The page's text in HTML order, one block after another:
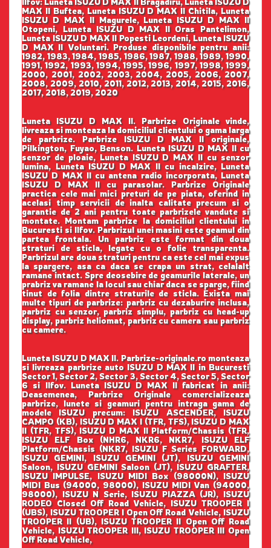
Ilfov: Luneta ISUZU D MAX II Bragadiru, Luneta ISUZU D
MAX II Buftea, Luneta ISUZU D MAX II Chitila, Luneta
ISUZU D MAX II Magurele, Luneta ISUZU D MAX II
Otopeni, Luneta ISUZU D MAX II Oras Pantelimon,
Luneta ISUZU D MAX II Popesti Leordeni, Luneta ISUZU
D MAX II Voluntari. Produse disponibile pentru anii:
1982, 1983, 1984, 1985, 1986, 1987, 1988, 1989, 1990,
1991, 1992, 1993, 1994, 1995, 1996, 1997, 1998, 1999,
2000, 2001, 2002, 2003, 2004, 2005, 2006, 2007,
2008, 2009, 2010, 2011, 2012, 2013, 2014, 2015, 2016,
2017, 2018, 2019, 2020
Luneta ISUZU D MAX II. Parbrize Originale vinde,
livreaza si monteaza la domiciliul clientului o gama larga
de parbrize. Parbrize ISUZU D MAX II originale,
Pilkington, Fuyao, Benson. Luneta ISUZU D MAX II cu
senzor de ploaie, Luneta ISUZU D MAX II cu senzor
lumina, Luneta ISUZU D MAX II cu incalzire, Luneta
ISUZU D MAX II cu antena radio incorporata, Luneta
ISUZU D MAX II cu parasolar. Parbrize Originale
practica cele mai mici preturi de pe piata, oferind in
acelasi timp servicii de inalta calitate precum si o
garantie de 2 ani pentru toate parbrizele vandute si
montate. Montam parbrize la domiciliul clientului in
Bucuresti si Ilfov. Parbrizul unei masini este geamul din
partea frontala. Un parbriz este format din doua
straturi de sticla, legate cu o folie transparenta.
Parbrizul are doua straturi pentru ca este cel mai expus
la spargere, asa ca daca se crapa un strat, celalalt
ramane intact. Spre deosebire de geamurile laterale, un
prabriz va ramane la locul sau chiar daca se sparge, fiind
tinut de folia dintre straturile de sticla. Exista mai
multe tipuri de parbrize: parbriz cu dezaburire inclusa,
parbriz cu senzor, parbriz simplu, parbriz cu head-up
display, parbriz heliomat, parbriz cu camera sau parbriz
cu camere.
Luneta ISUZU D MAX II. Parbrize-originale.ro monteaza
si livreaza parbrize auto ISUZU D MAX II in Bucuresti
Sector 1, Sector 2, Sector 3, Sector 4, Sector 5, Sector
6 si Ilfov. Luneta ISUZU D MAX II fabricat in anii:
Deasemenea, Parbrize Originale comercializeaza
parbrize, lunete si geamuri pentru intraga gama de
modele ISUZU precum: ISUZU ASCENDER, ISUZU
CAMPO (KB), ISUZU D MAX I (TFR, TFS), ISUZU D MAX
II (TFR, TFS), ISUZU D MAX II Platform/Chassis (TFR,
ISUZU ELF Box (NHR6, NKR6, NKR7, ISUZU ELF
Platform/Chassis (NKR7, ISUZU F Series FORWARD,
ISUZU GEMINI, ISUZU GEMINI (JT), ISUZU GEMINI
Saloon, ISUZU GEMINI Saloon (JT), ISUZU GRAFTER,
ISUZU IMPULSE, ISUZU MIDI Box (98000N), ISUZU
MIDI Bus (94000, 98000), ISUZU MIDI Van (94000,
98000), ISUZU N Serie, ISUZU PIAZZA (JR), ISUZU
RODEO Closed Off Road Vehicle, ISUZU TROOPER I
(UBS), ISUZU TROOPER I Open Off Road Vehicle, ISUZU
TROOPER II (UB), ISUZU TROOPER II Open Off Road
Vehicle, ISUZU TROOPER III, ISUZU TROOPER III Open
Off Road Vehicle,